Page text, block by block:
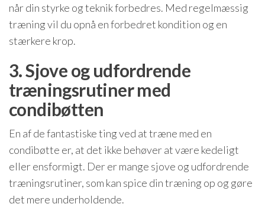
når din styrke og teknik forbedres. Med regelmæssig
træning vil du opnå en forbedret kondition og en
stærkere krop.
3. Sjove og udfordrende
træningsrutiner med
condibøtten
En af de fantastiske ting ved at træne med en
condibøtte er, at det ikke behøver at være kedeligt
eller ensformigt. Der er mange sjove og udfordrende
træningsrutiner, som kan spice din træning op og gøre
det mere underholdende.